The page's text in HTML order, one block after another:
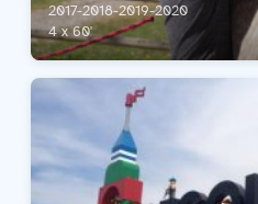
2017-2018-2019-2020
4 x 60'